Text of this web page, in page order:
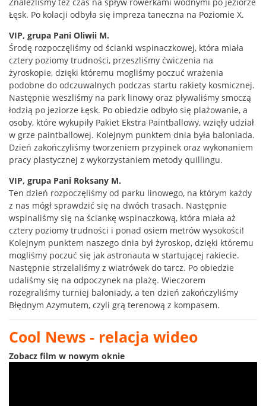
Łęsk. Po kolacji odbyła się impreza taneczna na Poziomie X.
VIP, grupa Pani Oliwii M.
Środę rozpoczęliśmy od ścianki wspinaczkowej, która miała
cztery poziomy trudności, przeszliśmy ćwiczenia na
żyroskopie, dzięki któremu mogliśmy poczuć wrażenia
podobne do odczuwalnych podczas startu rakiety kosmicznej.
Następnie weszliśmy na park linowy oraz pływaliśmy smoczą
łodzią po jeziorze Łęsk. Po obiedzie odbyło się plażowanie, a
osoby, które wykupiły Pakiet Ekstra Paintballowy, wzięły udział
w grze paintballowej. Kolejnym punktem dnia była baloniada.
Dzień zakończyliśmy tworzeniem przypinek oraz wykonaniem
pracy plastycznej z wykorzystaniem metody quillingu.
VIP, grupa Pani Roksany M.
Ten dzień rozpoczęliśmy od parku linowego, na którym każdy
z nas mógł sprawdzić się na dwóch trasach. Następnie
wspinaliśmy się na ściankę wspinaczkową, która miała aż
cztery poziomy trudności i ponad osiem metrów wysokości!
Kolejnym punktem naszego dnia był żyroskop, dzięki któremu
mogliśmy poczuć się jak astronauta w startującej rakiecie.
Następnie strzelaliśmy z wiatrówek do tarcz. Po obiedzie
udaliśmy się na odpoczynek na plażę. Wieczorem
rozegraliśmy turniej baloniady, a ten dzień zakończyliśmy
Błędnym Azymutem, czyli grą terenową z kompasem.
Cool News - relacja wideo
Zobacz film w nowym oknie